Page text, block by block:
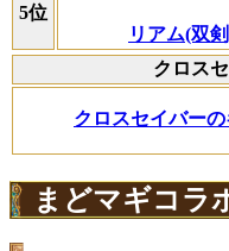
5位
リアム(双
クロス
クロスセイバー
まどマギコラ